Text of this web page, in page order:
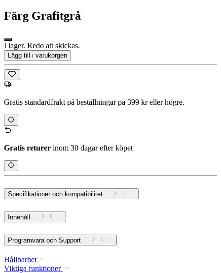
Färg Grafitgrå
I lager. Redo att skickas.
Lägg till i varukorgen
Gratis standardfrakt på beställningar på 399 kr eller högre.
Gratis returer inom 30 dagar efter köpet
Specifikationer och kompatibilitet
Innehåll
Programvara och Support
Hållbarhet
Viktiga funktioner